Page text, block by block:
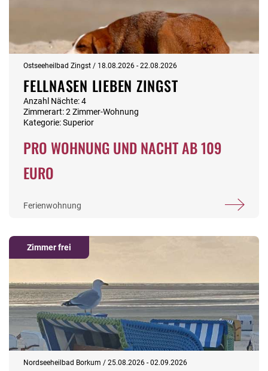
Ostseeheilbad Zingst / 18.08.2026 - 22.08.2026
FELLNASEN LIEBEN ZINGST
Anzahl Nächte: 4
Zimmerart: 2 Zimmer-Wohnung
Kategorie: Superior
PRO WOHNUNG UND NACHT AB 109
EURO
Ferienwohnung
Zimmer frei
Nordseeheilbad Borkum / 25.08.2026 - 02.09.2026